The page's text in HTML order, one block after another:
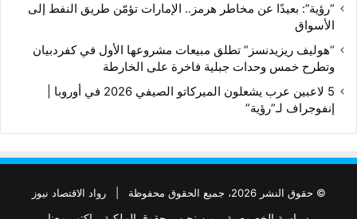
“رؤية”: بعيدًا عن مخاطر هرمز.. الإمارات تؤمّن طريق النفط إلى
الأسواق
“هوليف ريزيدنسز” تطلق مبيعات مشروعها الأول في كفردبيان
وتطرح خمس وحدات جبلية فاخرة على الخارطة
5 لاعبين عرب يشعلون الميركاتو الصيفي 2026 في أوروبا |
إنفوجراف لـ”رؤية”
© حقوق النشر 2026، جميع الحقوق محفوظة | رواد الاقتصاد نيوز